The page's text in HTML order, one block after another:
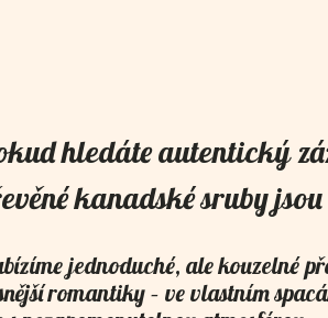
hledáte autentický
kanadské sruby
jednoduché, ale kouzelné
romantiky – ve vlastním